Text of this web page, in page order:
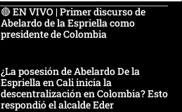
🔴 EN VIVO | Primer discurso de
Abelardo de la Espriella como
presidente de Colombia
¿La posesión de Abelardo De la
Espriella en Cali inicia la
descentralización en Colombia? Esto
respondió el alcalde Eder